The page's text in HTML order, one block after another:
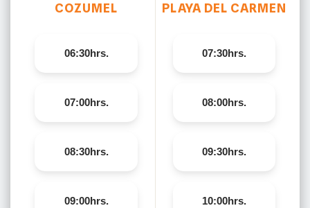
COZUMEL
06:30hrs.
07:00hrs.
08:30hrs.
09:00hrs.
PLAYA DEL CARMEN
07:30hrs.
08:00hrs.
09:30hrs.
10:00hrs.